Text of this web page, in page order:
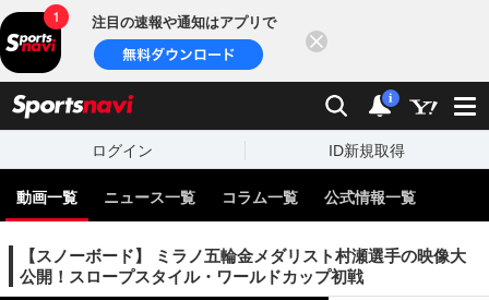
注目の速報や通知はアプリで
検索 通知
i
ログイン ID新規取得
動画一覧 ニュース一覧 コラム一覧 公式情報一覧
【スノーボード】 ミラノ五輪金メダリスト村瀬選手の映像大
公開！スロープスタイル・ワールドカップ初戦